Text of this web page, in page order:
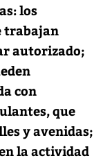
los
trabajan
autorizado;
con
que
y avenidas;
la actividad